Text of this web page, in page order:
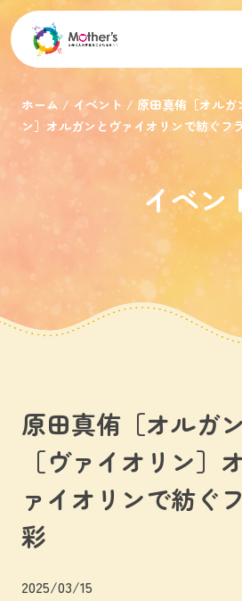
ホーム イベント
原田真侑［オルガ
ン］オルガンとヴァイオリンで紡ぐフ
イベン
原田真侑［オルガ
［ヴァイオリン］
ァイオリンで紡ぐ
彩
2025/03/15